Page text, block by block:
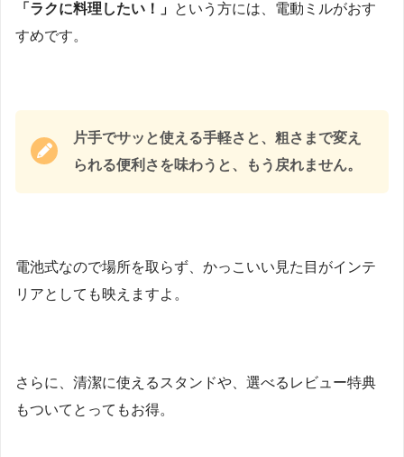
「ラクに料理したい！」
という方には、電動ミルがおす
すめです。
片手でサッと使える手軽さと、粗さまで変え
られる便利さを味わうと、もう戻れません。
電池式なので場所を取らず、かっこいい見た目がインテ
リアとしても映えますよ。
さらに、清潔に使えるスタンドや、選べるレビュー特典
もついてとってもお得。